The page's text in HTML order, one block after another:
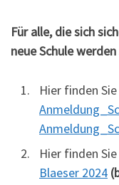
Für alle, die sich
neue Schule
Hier finden
Hier finden
Blaeser 2024